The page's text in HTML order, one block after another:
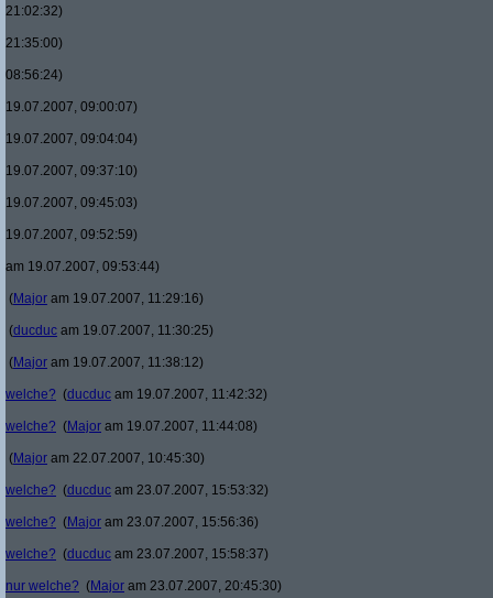
21:02:32)
21:35:00)
08:56:24)
19.07.2007, 09:00:07)
19.07.2007, 09:04:04)
19.07.2007, 09:37:10)
19.07.2007, 09:45:03)
19.07.2007, 09:52:59)
am 19.07.2007, 09:53:44)
(Major am 19.07.2007, 11:29:16)
(ducduc am 19.07.2007, 11:30:25)
(Major am 19.07.2007, 11:38:12)
welche? (ducduc am 19.07.2007, 11:42:32)
welche? (Major am 19.07.2007, 11:44:08)
(Major am 22.07.2007, 10:45:30)
welche? (ducduc am 23.07.2007, 15:53:32)
welche? (Major am 23.07.2007, 15:56:36)
welche? (ducduc am 23.07.2007, 15:58:37)
nur welche? (Major am 23.07.2007, 20:45:30)